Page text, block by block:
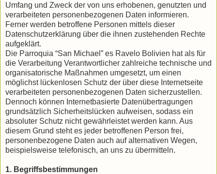
Umfang und Zweck der von uns erhobenen, genutzten und
verarbeiteten personenbezogenen Daten informieren.
Ferner werden betroffene Personen mittels dieser
Datenschutzerklärung über die ihnen zustehenden Rechte
aufgeklärt.
Die Parroquia “San Michael” es Ravelo Bolivien hat als für
die Verarbeitung Verantwortlicher zahlreiche technische und
organisatorische Maßnahmen umgesetzt, um einen
möglichst lückenlosen Schutz der über diese Internetseite
verarbeiteten personenbezogenen Daten sicherzustellen.
Dennoch können Internetbasierte Datenübertragungen
grundsätzlich Sicherheitslücken aufweisen, sodass ein
absoluter Schutz nicht gewährleistet werden kann. Aus
diesem Grund steht es jeder betroffenen Person frei,
personenbezogene Daten auch auf alternativen Wegen,
beispielsweise telefonisch, an uns zu übermitteln.
1. Begriffsbestimmungen